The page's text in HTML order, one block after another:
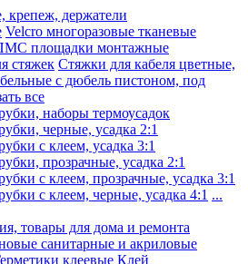
крепеж, держатели
Velcro многоразовые тканевые
площадки монтажные
стяжек Стяжки для кабеля цветные,
с дюбель пистоном, под
все
наборы термоусадок
черные, усадка 2:1
с клеем, усадка 3:1
прозрачные, усадка 2:1
с клеем, прозрачные, усадка 3:1
с клеем, черные, усадка 4:1 ...
товары для дома и ремонта
санитарные и акриловые
клеевые Клей